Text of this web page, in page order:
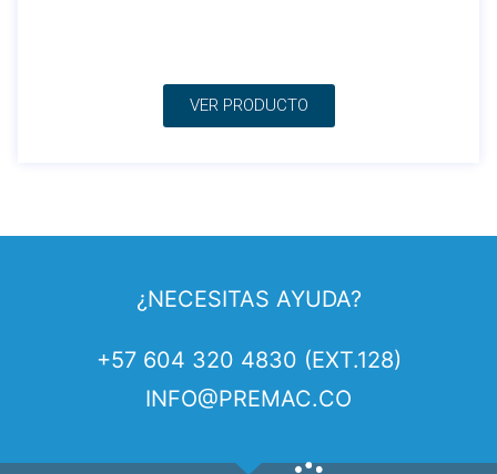
VER PRODUCTO
¿NECESITAS AYUDA?
+57 604 320 4830 (EXT.128)
INFO@PREMAC.CO